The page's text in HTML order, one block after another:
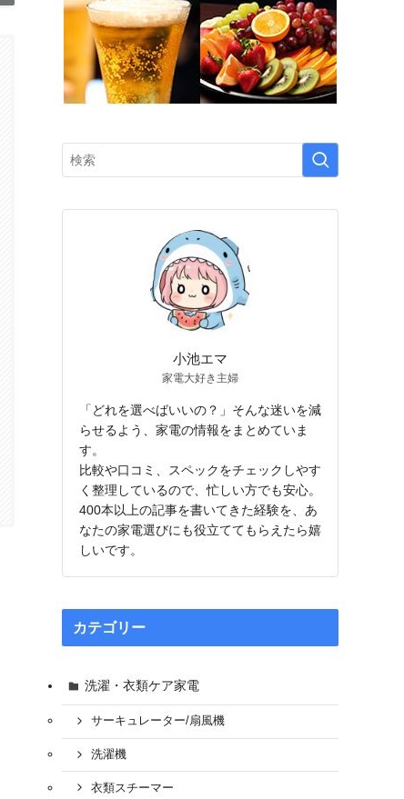
小池エマ
家電大好き主婦
「どれを選べばいいの？」そんな迷いを減
らせるよう、家電の情報をまとめていま
す。
比較や口コミ、スペックをチェックしやす
く整理しているので、忙しい方でも安心。
400本以上の記事を書いてきた経験を、あ
なたの家電選びにも役立ててもらえたら嬉
しいです。
カテゴリー
洗濯・衣類ケア家電
サーキュレーター/扇風機
洗濯機
衣類スチーマー